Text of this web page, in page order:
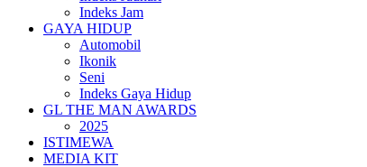
Indeks Jam
GAYA HIDUP
Automobil
Ikonik
Seni
Indeks Gaya Hidup
GL THE MAN AWARDS
2025
ISTIMEWA
MEDIA KIT